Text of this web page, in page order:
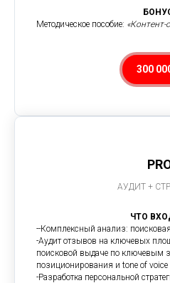
Методическое пособие: «Контент-
300
АУДИТ +
ЧТО
--Комплексный анализ:
-Аудит отзывов на ключевых
поисковой выдаче по ключевым
позиционирования и tone of voice
-Разработка персональной